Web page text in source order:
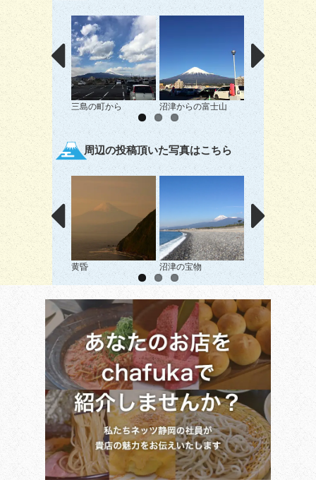
三島の町から 沼津からの富士山 黄瀬川からの富
周辺の投稿頂いた写真はこちら
黄昏 沼津の宝物 アナタニアイタ